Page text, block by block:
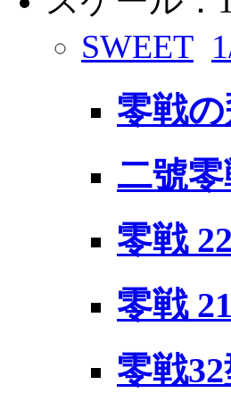
SWEET
零戦
二號
零戦
零戦
零戦